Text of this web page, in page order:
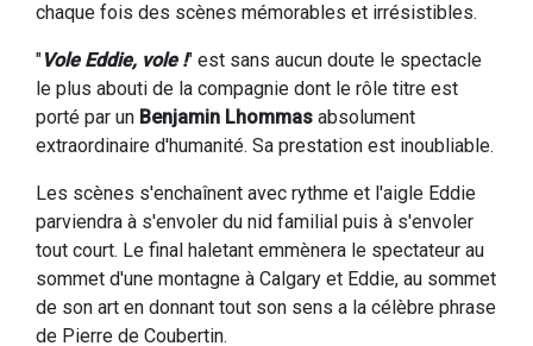
chaque fois des scènes mémorables et irrésistibles.
"Vole Eddie, vole !" est sans aucun doute le spectacle
le plus abouti de la compagnie dont le rôle titre est
porté par un Benjamin Lhommas absolument
extraordinaire d'humanité. Sa prestation est inoubliable.
Les scènes s'enchaînent avec rythme et l'aigle Eddie
parviendra à s'envoler du nid familial puis à s'envoler
tout court. Le final haletant emmènera le spectateur au
sommet d'une montagne à Calgary et Eddie, au sommet
de son art en donnant tout son sens a la célèbre phrase
de Pierre de Coubertin.